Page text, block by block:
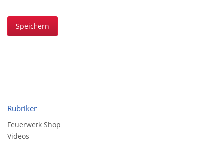
Speichern
Rubriken
Feuerwerk Shop
Videos